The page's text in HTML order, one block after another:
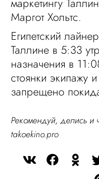
Маргот Хольтс.
Египетский
Таллине в 5:33
назначения в
стоянки экипажу
запрещено
Рекомендуй, делись и
takoekino.pro